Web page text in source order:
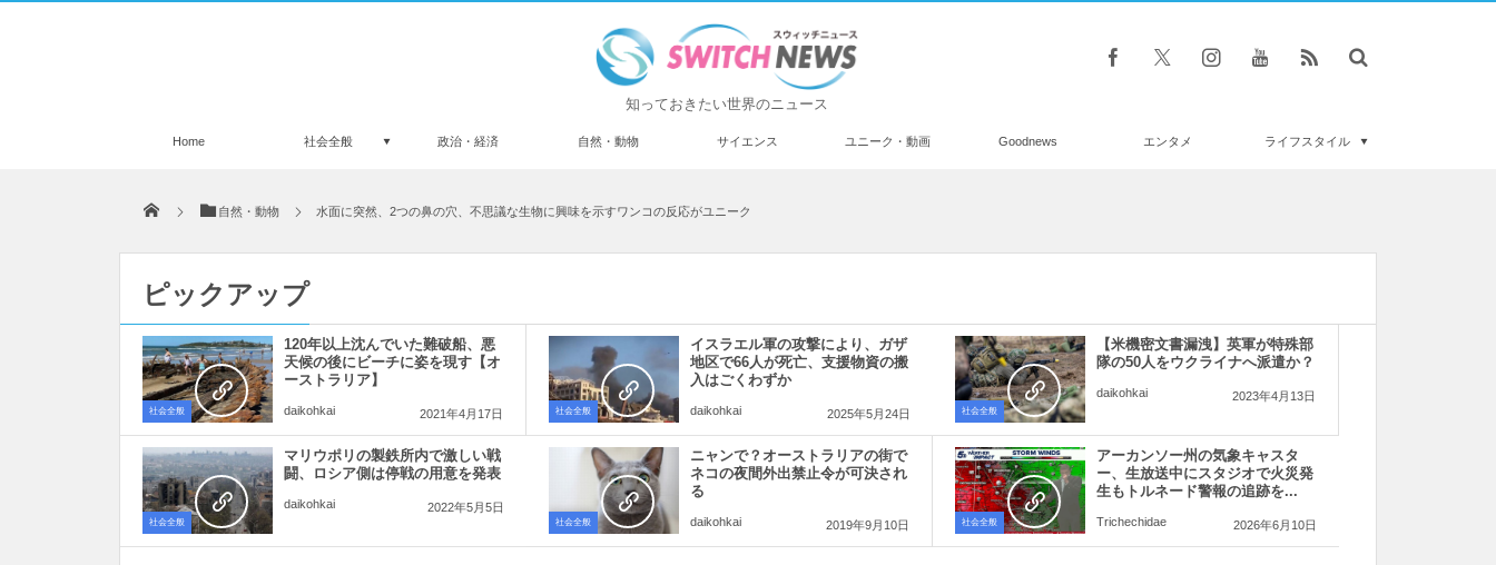
知っておきたい世界のニュース
Home 社会全般 政治・経済 自然・動物 サイエンス ユニーク・動画 Goodnews エンタメ ライフスタイル
自然・動物 水面に突然、2つの鼻の穴、不思議な生物に興味を示すワンコの反応がユニーク
ピックアップ
社会全般
120年以上沈んでいた難破船、悪
天候の後にビーチに姿を現す【オ
ーストラリア】
daikohkai 2021年4月17日 社会全般
イスラエル軍の攻撃により、ガザ
地区で66人が死亡、支援物資の搬
入はごくわずか
daikohkai 2025年5月24日 社会全般
【米機密文書漏洩】英軍が特殊部
隊の50人をウクライナへ派遣か？
daikohkai 2023年4月13日
社会全般
マリウポリの製鉄所内で激しい戦
闘、ロシア側は停戦の用意を発表
daikohkai 2022年5月5日
社会全般
ニャンで？オーストラリアの街で
ネコの夜間外出禁止令が可決され
る
daikohkai 2019年9月10日 社会全般
アーカンソー州の気象キャスタ
ー、生放送中にスタジオで火災発
生もトルネード警報の追跡を...
Trichechidae 2026年6月10日